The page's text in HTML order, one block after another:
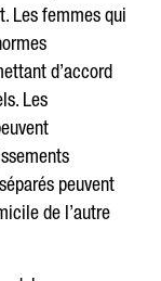
Les femmes qui
d’accord
Les
peuvent
de l’autre